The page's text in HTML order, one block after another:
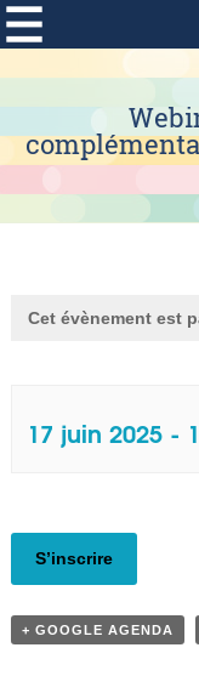
Cet évènement est
17 juin 2025 -
Navigation
S’inscrire
+ GOOGLE AGENDA